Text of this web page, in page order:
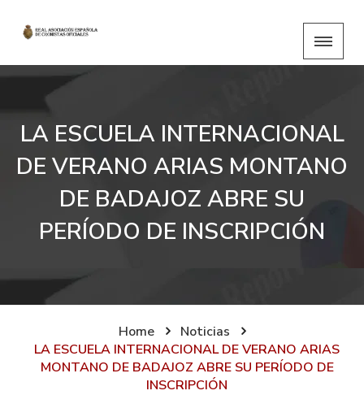
LA ESCUELA INTERNACIONAL
DE VERANO ARIAS MONTANO
DE BADAJOZ ABRE SU
PERÍODO DE INSCRIPCIÓN
Home
Noticias
LA ESCUELA INTERNACIONAL DE VERANO ARIAS
MONTANO DE BADAJOZ ABRE SU PERÍODO DE
INSCRIPCIÓN